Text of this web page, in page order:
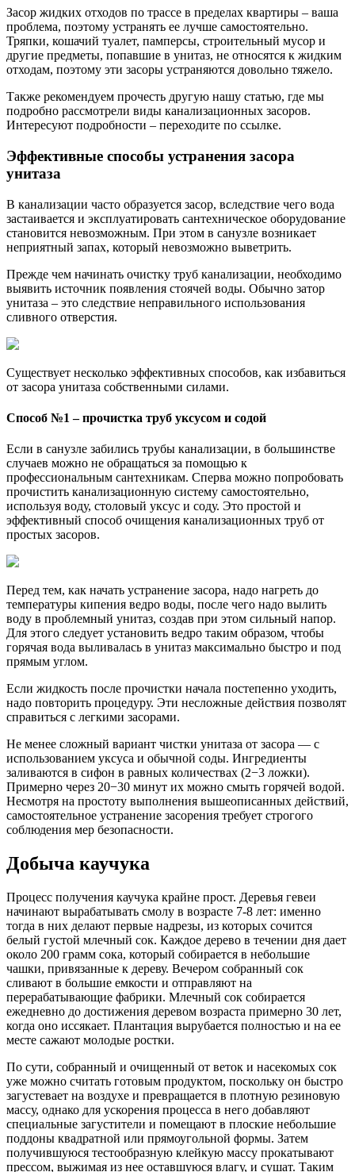
Засор жидких отходов по трассе в пределах квартиры – ваша
проблема, поэтому устранять ее лучше самостоятельно.
Тряпки, кошачий туалет, памперсы, строительный мусор и
другие предметы, попавшие в унитаз, не относятся к жидким
отходам, поэтому эти засоры устраняются довольно тяжело.
Также рекомендуем прочесть другую нашу статью, где мы
подробно рассмотрели виды канализационных засоров.
Интересуют подробности – переходите по ссылке.
Эффективные способы устранения засора
унитаза
В канализации часто образуется засор, вследствие чего вода
застаивается и эксплуатировать сантехническое оборудование
становится невозможным. При этом в санузле возникает
неприятный запах, который невозможно выветрить.
Прежде чем начинать очистку труб канализации, необходимо
выявить источник появления стоячей воды. Обычно затор
унитаза – это следствие неправильного использования
сливного отверстия.
Существует несколько эффективных способов, как избавиться
от засора унитаза собственными силами.
Способ №1 – прочистка труб уксусом и содой
Если в санузле забились трубы канализации, в большинстве
случаев можно не обращаться за помощью к
профессиональным сантехникам. Сперва можно попробовать
прочистить канализационную систему самостоятельно,
используя воду, столовый уксус и соду. Это простой и
эффективный способ очищения канализационных труб от
простых засоров.
Перед тем, как начать устранение засора, надо нагреть до
температуры кипения ведро воды, после чего надо вылить
воду в проблемный унитаз, создав при этом сильный напор.
Для этого следует установить ведро таким образом, чтобы
горячая вода выливалась в унитаз максимально быстро и под
прямым углом.
Если жидкость после прочистки начала постепенно уходить,
надо повторить процедуру. Эти несложные действия позволят
справиться с легкими засорами.
Не менее сложный вариант чистки унитаза от засора — с
использованием уксуса и обычной соды. Ингредиенты
заливаются в сифон в равных количествах (2−3 ложки).
Примерно через 20−30 минут их можно смыть горячей водой.
Несмотря на простоту выполнения вышеописанных действий,
самостоятельное устранение засорения требует строгого
соблюдения мер безопасности.
Добыча каучука
Процесс получения каучука крайне прост. Деревья гевеи
начинают вырабатывать смолу в возрасте 7-8 лет: именно
тогда в них делают первые надрезы, из которых сочится
белый густой млечный сок. Каждое дерево в течении дня дает
около 200 грамм сока, который собирается в небольшие
чашки, привязанные к дереву. Вечером собранный сок
сливают в большие емкости и отправляют на
перерабатывающие фабрики. Млечный сок собирается
ежедневно до достижения деревом возраста примерно 30 лет,
когда оно иссякает. Плантация вырубается полностью и на ее
месте сажают молодые ростки.
По сути, собранный и очищенный от веток и насекомых сок
уже можно считать готовым продуктом, поскольку он быстро
загустевает на воздухе и превращается в плотную резиновую
массу, однако для ускорения процесса в него добавляют
специальные загустители и помещают в плоские небольшие
поддоны квадратной или прямоугольной формы. Затем
получившуюся тестообразную клейкую массу прокатывают
прессом, выжимая из нее оставшуюся влагу, и сушат. Таким